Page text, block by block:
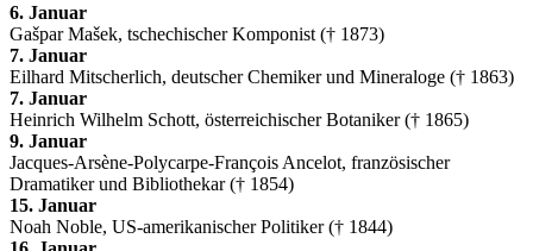
6. Januar
Gašpar Mašek, tschechischer Komponist († 1873)
7. Januar
Eilhard Mitscherlich, deutscher Chemiker und Mineraloge († 1863)
7. Januar
Heinrich Wilhelm Schott, österreichischer Botaniker († 1865)
9. Januar
Jacques-Arsène-Polycarpe-François Ancelot, französischer
Dramatiker und Bibliothekar († 1854)
15. Januar
Noah Noble, US-amerikanischer Politiker († 1844)